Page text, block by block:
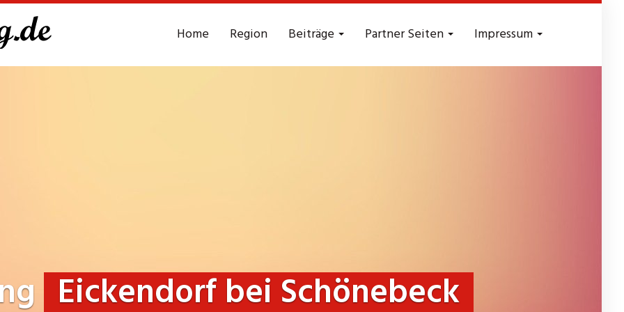
Home Region Beiträge Partner Seiten Impressum
Eickendorf bei Schönebeck